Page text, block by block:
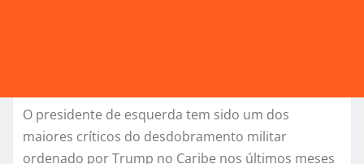
O presidente de esquerda tem sido um dos
maiores críticos do desdobramento militar
ordenado por Trump no Caribe nos últimos meses